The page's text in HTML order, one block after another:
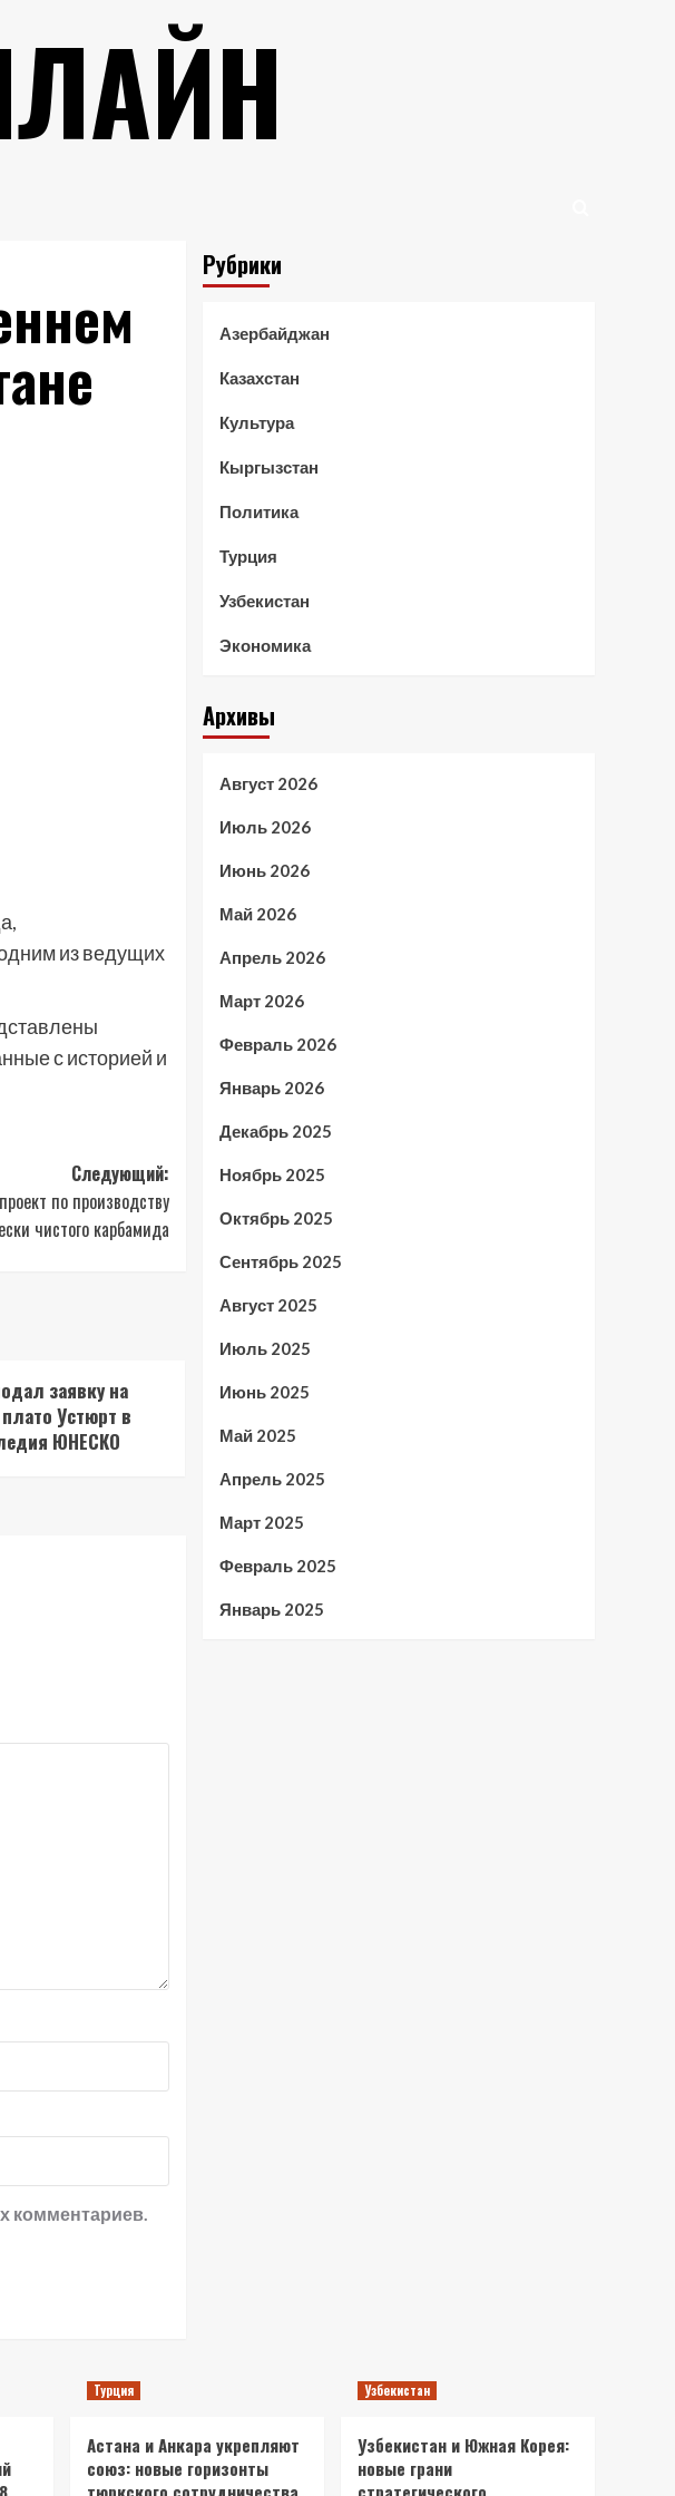
из ведущих
с историей и
Следующий:
по производству
чистого карбамида
заявку на
Устюрт в
ЮНЕСКО
комментариев.
Рубрики
Азербайджан
Казахстан
Культура
Кыргызстан
Политика
Турция
Узбекистан
Экономика
Архивы
Август 2026
Июль 2026
Июнь 2026
Май 2026
Апрель 2026
Март 2026
Февраль 2026
Январь 2026
Декабрь 2025
Ноябрь 2025
Октябрь 2025
Сентябрь 2025
Август 2025
Июль 2025
Июнь 2025
Май 2025
Апрель 2025
Март 2025
Февраль 2025
Январь 2025
Турция
Астана и Анкара укрепляют
союз: новые горизонты
Узбекистан
Узбекистан и Южная Корея:
новые грани